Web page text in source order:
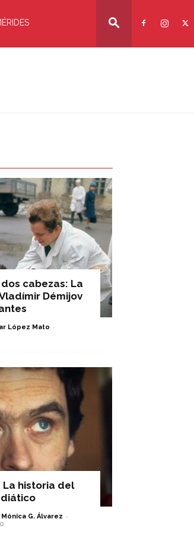
cabezas: La
Démijov
López Mato -
La historia del
Mónica G. Álvarez -